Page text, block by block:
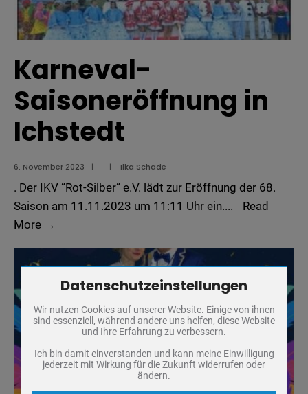
Karneval-
Saisoneröffnung in
Ichstedt
6. November 2023 | | Ilka Schade
. Der IKV “Rot-Silber” e.V. lädt zur Eröffnung der 68.
Saison am 11.11.2023 um 11:11 Uhr ein....
Read
More →
Ichstedt
Zum Betrieb der Seite notwendige Cookies / Drittanbieter:
Name
PHP Session Cookie
Anbieter
Eigentümer dieser Website
Schutz
Cookie Name
PHPSESSID, fe_typo_user
Datenschutzeinstellungen
Wir nutzen Cookies auf unserer Website. Einige von ihnen
sind essenziell, während andere uns helfen, diese Website
und Ihre Erfahrung zu verbessern.
Ich bin damit einverstanden und kann meine Einwilligung
jederzeit mit Wirkung für die Zukunft widerrufen oder
ändern.